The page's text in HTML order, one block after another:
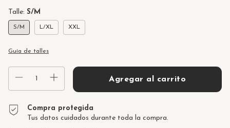
Talle: S/M
S/M L/XL XXL
Guía de talles
Compra protegida
Tus datos cuidados durante toda la compra.